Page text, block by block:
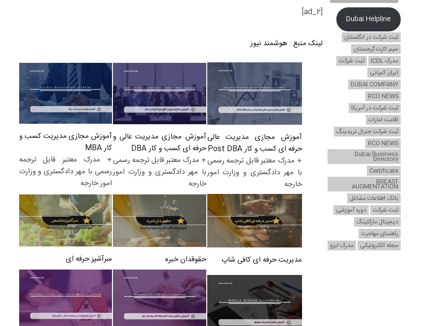
[ad_2]
لینک منبع : هوشمند نیوز
آموزش مجازی مدیریت عالی
حرفه ای کسب و کار Post DBA
+ مدرک معتبر قابل ترجمه رسمی
با مهر دادگستری و وزارت امور
خارجه
آموزش مجازی مدیریت عالی و
حرفه ای کسب و کار DBA
+ مدرک معتبر قابل ترجمه رسمی
با مهر دادگستری و وزارت امور
خارجه
آموزش مجازی مدیریت کسب و
کار MBA
+ مدرک معتبر قابل ترجمه
رسمی با مهر دادگستری و وزارت
امور خارجه
مدیریت حرفه ای کافی شاپ حقوقدان خبره سرآشپز حرفه ای
Dubai Helpline
ثبت شرکت در انگلستان
سیم کارت گرجستان
مدرک ICDL
ثبت شرکت
ایران کمپانی
DUBAI COMPANY
RCO NEWS
ثبت شرکت در آمریکا
اقامت امارات
ثبت شرکت جنرال تریدینگ
RCO NEWS
Dubai Business
Directory
Certificate
BREAST
AUGMENTATION
بانک اطلاعات مشاغل
ثبت شرکت
دوره آموزشی
دیجیتال مارکتینگ
راهنمای مهاجرت
مجله الکترونیکی
مدرک ایزو